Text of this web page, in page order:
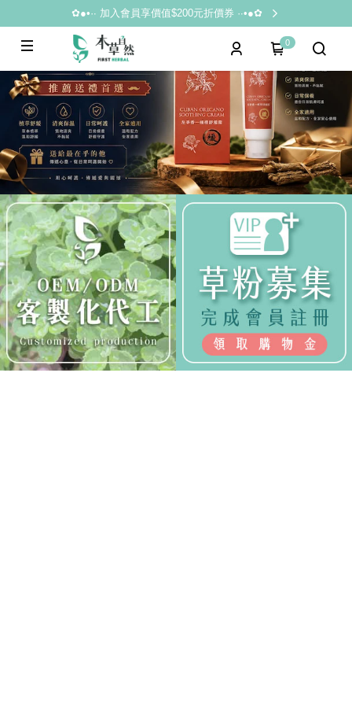
✿●•·∙ 加入會員享價值$200元折價券 ·∙•●✿
0